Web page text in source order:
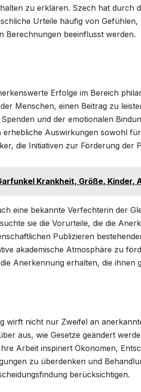
zu erklären. Szech hat durch
Urteile häufig von
Berechnungen beeinflusst werden.
Erfolge im Bereich
Menschen, einen Beitrag zu
und der emotionalen
erhebliche Auswirkungen sowohl
die Initiativen zur Förderung der
Krankheit, Größe, Kinder,
eine bekannte Verfechterin der
sie die Vorurteile, die die
Publizieren
akademische Atmosphäre zu
Anerkennung erhalten, die ihnen
wirft nicht nur Zweifel an
aus, wie Gesetze geändert
Arbeit inspiriert Ökonomen,
zu überdenken und
berücksichtigen.